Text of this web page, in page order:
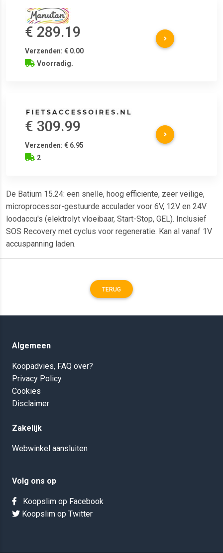
€ 289.19
Verzenden: € 0.00
Voorradig.
€ 309.99
Verzenden: € 6.95
2
De Batium 15.24: een snelle, hoog efficiënte, zeer veilige,
microprocessor-gestuurde acculader voor 6V, 12V en 24V
loodaccu's (elektrolyt vloeibaar, Start-Stop, GEL). Inclusief
SOS Recovery met cyclus voor regeneratie. Kan al vanaf 1V
accuspanning laden.
TERUG
Algemeen
Koopadvies, FAQ over?
Privacy Policy
Cookies
Disclaimer
Zakelijk
Webwinkel aansluiten
Volg ons op
Koopslim op Facebook
Koopslim op Twitter